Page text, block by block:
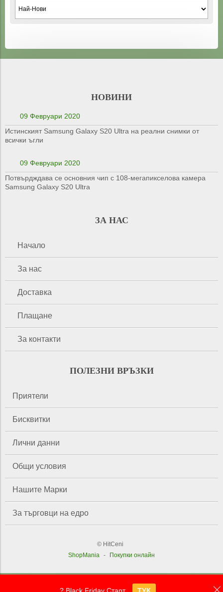
НОВИНИ
09 Февруари 2020
Истинският Samsung Galaxy S20 Ultra на реални снимки от
всички ъгли
09 Февруари 2020
Потвърдждава се основния чип с 108-мегапикселова камера
Samsung Galaxy S20 Ultra
ЗА НАС
Начало
За нас
Доставка
Плащане
За контакти
ПОЛЕЗНИ ВРЪЗКИ
Приятели
Бисквитки
Лични данни
Общи условия
Нашите Марки
За търговци на едро
© HitCeni
ShopMania - Покупки онлайн